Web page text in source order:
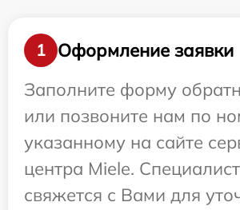
1
Оформление заявки
Заполните форму
или позвоните нам по
указанному на сайте
центра Miele.
свяжется с Вами для